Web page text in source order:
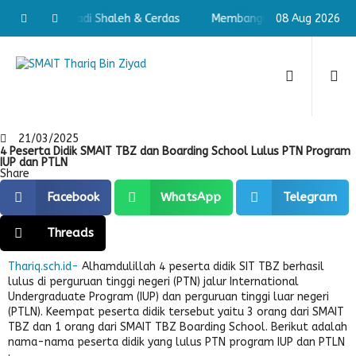
Pribadi Shaleh & Cerdas Membangun Pribadi Shaleh &
08 Aug 2026
21/03/2025
4 Peserta Didik SMAIT TBZ dan Boarding School Lulus PTN Program
IUP dan PTLN
Share
Facebook WhatsApp Telegram
Threads
Thariq.sch.id- Alhamdulillah 4 peserta didik SIT TBZ berhasil
lulus di perguruan tinggi negeri (PTN) jalur International
Undergraduate Program (IUP) dan perguruan tinggi luar negeri
(PTLN). Keempat peserta didik tersebut yaitu 3 orang dari SMAIT
TBZ dan 1 orang dari SMAIT TBZ Boarding School. Berikut adalah
nama-nama peserta didik yang lulus PTN program IUP dan PTLN